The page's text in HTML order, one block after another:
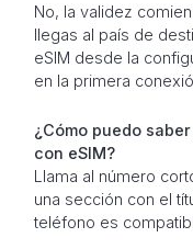
No, la validez
llegas al país de
eSIM desde la
en la primera
¿Cómo puedo
con eSIM?
Llama al número
una sección con el
teléfono es